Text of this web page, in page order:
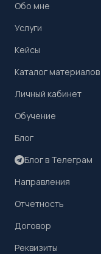
Обо мне
Услуги
Кейсы
Каталог материалов
Личный кабинет
Обучение
Блог
Блог в Телеграм
Направления
Отчетность
Договор
Реквизиты